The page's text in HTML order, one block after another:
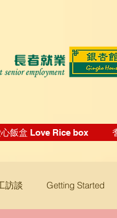
飯盒 Love Rice box
訪談 Getting Started